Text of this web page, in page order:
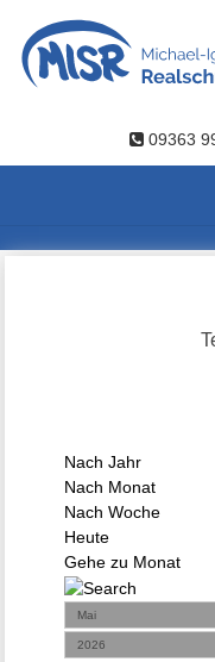
09363
Nach Jahr
Nach Monat
Nach Woche
Heute
Gehe zu Monat